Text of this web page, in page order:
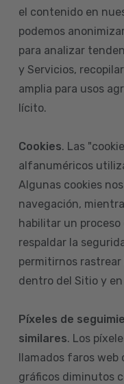
el contenido en
podemos
para analizar
y Servicios,
amplia para usos
lícito.
Cookies. Las
alfanuméricos
Algunas cookies
navegación,
habilitar un proceso
respaldar la
permitirnos
dentro del Sitio y
Píxeles de
similares. Los
llamados faros web
gráficos diminutos